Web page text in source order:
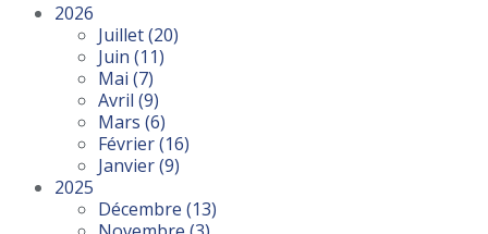
2026
Juillet(20)
Juin (11)
Mai (7)
Avril (9)
Mars (6)
Février(16)
Janvier(9)
2025
Décembre (13)